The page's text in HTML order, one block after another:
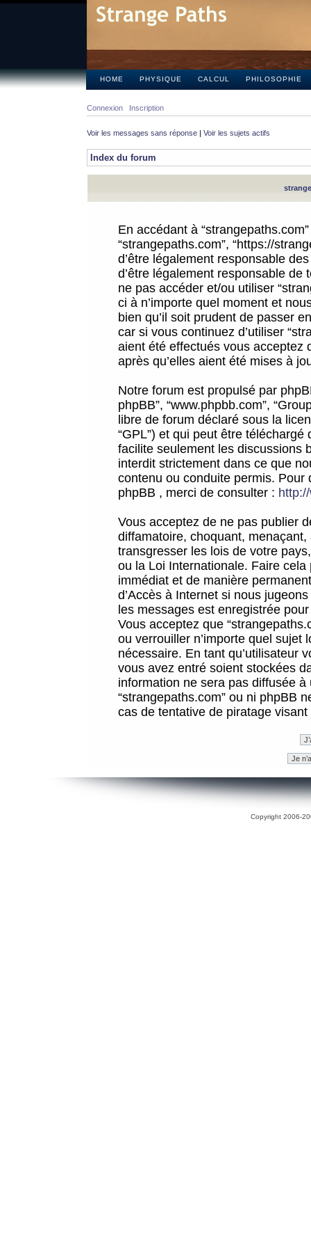
HOME PHYSIQUE CALCUL PHILOSOPHIE
Connexion Inscription
Voir les messages sans réponse | Voir les sujets actifs
Index du forum
En accédant à
“strangepaths.com”, “https://
d’être légalement responsable
d’être légalement responsable
ne pas accéder et/ou utiliser
ci à n’importe quel moment et
bien qu’il soit prudent de passer
car si vous continuez d’utiliser
aient été effectués vous acceptez
après qu’elles aient été mises à
Notre forum est propulsé par
phpBB”, “www.phpbb.com”,
libre de forum déclaré sous la
“GPL”) et qui peut être téléchargé
facilite seulement les discussions
interdit strictement dans ce que
contenu ou conduite permis.
phpBB , merci de consulter :
Vous acceptez de ne pas publier
diffamatoire, choquant,
transgresser les lois de votre
ou la Loi Internationale. Faire
immédiat et de manière
d’Accès à Internet si nous
les messages est enregistrée
Vous acceptez que
ou verrouiller n’importe quel sujet
nécessaire. En tant qu’utilisateur
vous avez entré soient stockées
information ne sera pas diffusée
“strangepaths.com” ou ni phpBB
cas de tentative de piratage
Copyright 2006-